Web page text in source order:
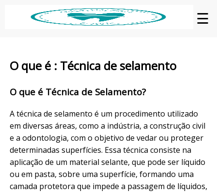
☰
O que é : Técnica de selamento
O que é Técnica de Selamento?
A técnica de selamento é um procedimento utilizado
em diversas áreas, como a indústria, a construção civil
e a odontologia, com o objetivo de vedar ou proteger
determinadas superfícies. Essa técnica consiste na
aplicação de um material selante, que pode ser líquido
ou em pasta, sobre uma superfície, formando uma
camada protetora que impede a passagem de líquidos,